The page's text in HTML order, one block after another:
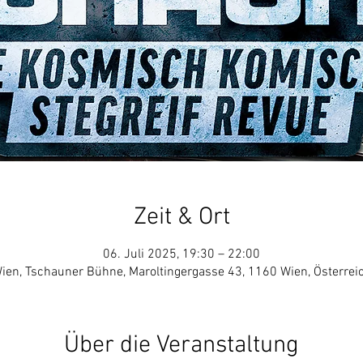
Zeit & Ort
06. Juli 2025, 19:30 – 22:00
Tschauner Bühne, Maroltingergasse 43, 1160 Wien,
Über die Veranstaltung